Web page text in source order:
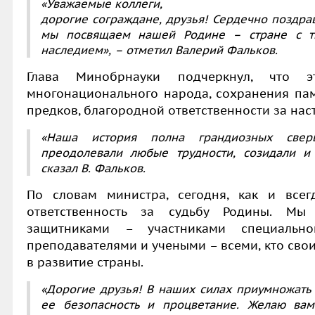
«Уважаемые коллеги,
дорогие сограждане, друзья! Сердечно
мы посвящаем нашей Родине – стране с
наследием», – отметил Валерий Фальков.
Глава Минобрнауки подчеркнул,
многонационального народа, сохранения
предков, благородной ответственности за
«Наша история полна грандиозных
преодолевали любые трудности, созидали
сказал В. Фальков.
По словам министра, сегодня, как и
ответственность за судьбу Родины.
защитниками – участниками
преподавателями и учеными – всеми, кто
в развитие страны.
«Дорогие друзья! В наших силах
ее безопасность и процветание. Желаю